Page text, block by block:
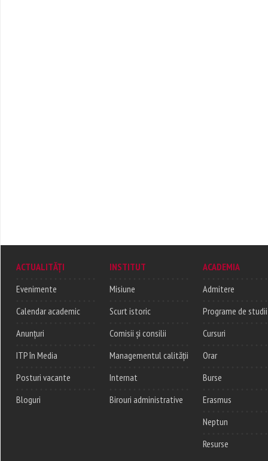
ACTUALITĂȚI
Evenimente
Calendar academic
Anunțuri
ITP în Media
Posturi vacante
Bloguri
INSTITUT
Misiune
Scurt istoric
Comisii și consilii
Managementul calității
Internat
Birouri administrative
ACADEMIA
Admitere
Programe de studii
Cursuri
Orar
Burse
Erasmus
Neptun
Resurse